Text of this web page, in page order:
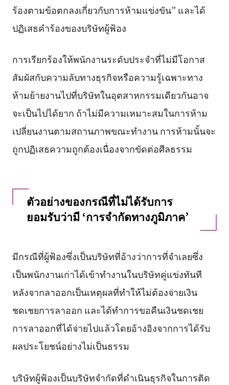
ร้องตามข้อตกลงเกี่ยวกับการห้ามแข่งขัน” และได้
ปฏิเสธคำร้องของบริษัทผู้ฟ้อง
การเรียกร้องให้พนักงานระดับประจำที่ไม่มีโอกาส
สัมผัสกับความลับทางธุรกิจหรือความรู้เฉพาะทาง
ห้ามย้ายงานไปที่บริษัทในอุตสาหกรรมเดียวกันอาจ
จะเป็นไปได้ยาก ถ้าไม่มีความเหมาะสมในการห้าม
เปลี่ยนงานตามสถานภาพขณะทำงาน การห้ามนั้นจะ
ถูกปฏิเสธความถูกต้องเนื่องจากขัดต่อศีลธรรม
ตัวอย่างของกรณีที่ไม่ได้รับการ
ยอมรับว่ามี ‘การจำกัดทางภูมิภาค’
มีกรณีที่ผู้ฟ้องซึ่งเป็นบริษัทที่อ้างว่าการที่จำเลยซึ่ง
เป็นพนักงานเก่าได้เข้าทำงานในบริษัทคู่แข่งทันที
หลังจากลาออกเป็นเหตุผลที่ทำให้ไม่ต้องจ่ายเงิน
ชดเชยการลาออก และได้ทำการขอคืนเงินชดเชย
การลาออกที่ได้จ่ายไปแล้วโดยอ้างอิงจากการได้รับ
ผลประโยชน์อย่างไม่เป็นธรรม
บริษัทผู้ฟ้องเป็นบริษัทจำกัดที่ดำเนินธุรกิจในการติด